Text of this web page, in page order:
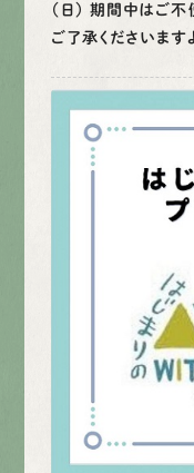
（日） 期間中はご
ご了承くださいます